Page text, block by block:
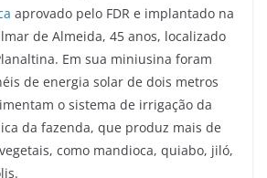
aprovado pelo FDR e implantado na
de Almeida, 45 anos, localizado
Em sua miniusina foram
de energia solar de dois metros
o sistema de irrigação da
da fazenda, que produz mais de
como mandioca, quiabo, jiló,